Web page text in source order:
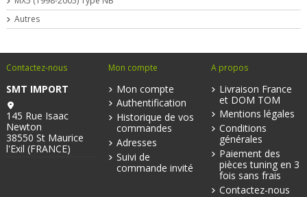
Autres
Contactez-nous
SMT IMPORT
145 Rue Isaac
Newton
38550 St Maurice
l'Exil (FRANCE)
Mon compte
Mon compte
Authentification
Historique de vos
commandes
Adresses
Suivi de
commande invité
A propos
Livraison France
et DOM TOM
Mentions légales
Conditions
générales
Paiement des
pièces tuning en 3
fois sans frais
Contactez-nous